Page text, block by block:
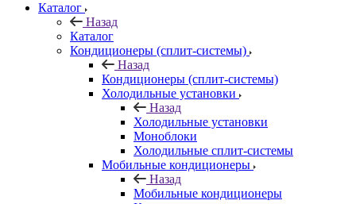
Каталог
Назад
Каталог
Кондиционеры (сплит-системы)
Назад
Кондиционеры (сплит-системы)
Холодильные установки
Назад
Холодильные установки
Моноблоки
Холодильные сплит-системы
Мобильные кондиционеры
Назад
Мобильные кондиционеры